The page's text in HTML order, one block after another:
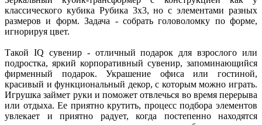
классического кубика Рубика 3х3, но с элементами разных
размеров и форм. Задача - собрать головоломку по форме,
игнорируя цвет.
Такой IQ сувенир - отличный подарок для взрослого или
подростка, яркий корпоративный сувенир, запоминающийся
фирменный подарок. Украшение офиса или гостиной,
красивый и функциональный декор, с которым можно играть.
Игрушка займет руки и поможет отвлечься во время перерыва
или отдыха. Ее приятно крутить, процесс подбора элементов
увлекает и приятно радует, когда постепенно находятся